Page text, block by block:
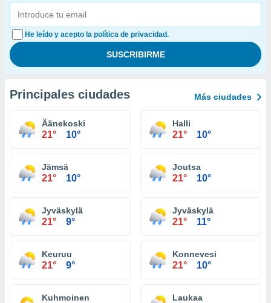
He leído y acepto la política de privacidad.
Principales ciudades Más ciudades
Äänekoski
21° 10°
Halli
21° 10°
Jämsä
21° 10°
Joutsa
21° 10°
Jyväskylä
21° 9°
Jyväskylä
21° 11°
Keuruu
21° 9°
Konnevesi
21° 10°
Kuhmoinen Laukaa